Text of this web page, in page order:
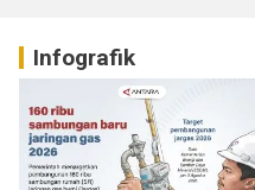
Infografik